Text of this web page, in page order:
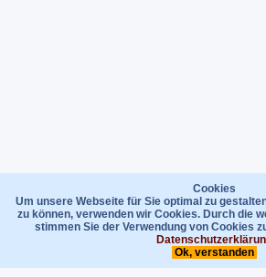
Cookies
Um unsere Webseite für Sie optimal zu
zu können, verwenden wir Cookies. Durch die
stimmen Sie der Verwendung von Cookies
Ok, verstanden